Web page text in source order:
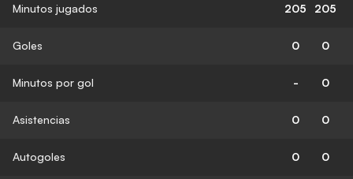
Minutos jugados 205 205
Goles 0 0
Minutos por gol - 0
Asistencias 0 0
Autogoles 0 0